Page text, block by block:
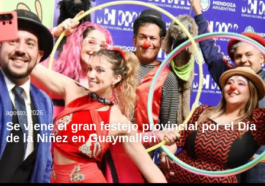
agosto, 2026
Se viene el gran festejo provincial por el Día
de la Niñez en Guaymallén